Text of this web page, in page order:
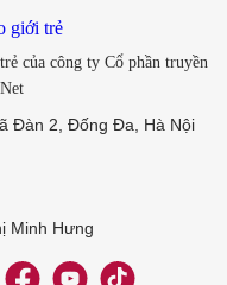
của công ty Cổ phần truyền
Đàn 2, Đống Đa, Hà Nội
Minh Hưng